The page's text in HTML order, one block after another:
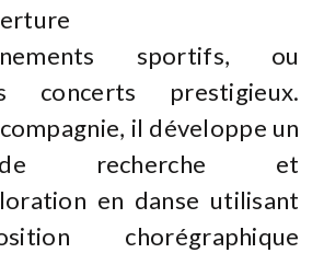
sportifs, ou
concerts prestigieux.
il développe un
recherche et
en danse utilisant
chorégraphique